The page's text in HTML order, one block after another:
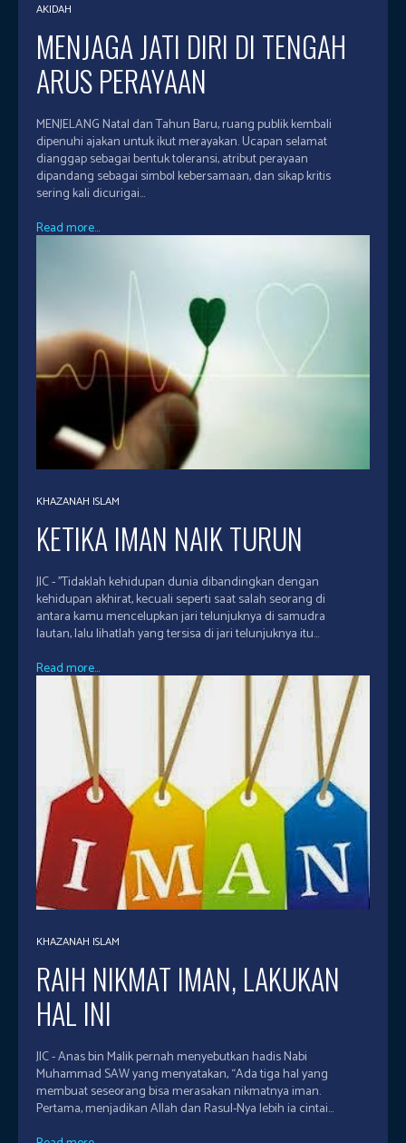
AKIDAH
MENJAGA JATI DIRI DI TENGAH
ARUS PERAYAAN
MENJELANG Natal dan Tahun Baru, ruang publik kembali
dipenuhi ajakan untuk ikut merayakan. Ucapan selamat
dianggap sebagai bentuk toleransi, atribut perayaan
dipandang sebagai simbol kebersamaan, dan sikap kritis
sering kali dicurigai...
Read more...
KHAZANAH ISLAM
KETIKA IMAN NAIK TURUN
JIC - ''Tidaklah kehidupan dunia dibandingkan dengan
kehidupan akhirat, kecuali seperti saat salah seorang di
antara kamu mencelupkan jari telunjuknya di samudra
lautan, lalu lihatlah yang tersisa di jari telunjuknya itu...
Read more...
KHAZANAH ISLAM
RAIH NIKMAT IMAN, LAKUKAN
HAL INI
JIC - Anas bin Malik pernah menyebutkan hadis Nabi
Muhammad SAW yang menyatakan, “Ada tiga hal yang
membuat seseorang bisa merasakan nikmatnya iman.
Pertama, menjadikan Allah dan Rasul-Nya lebih ia cintai...